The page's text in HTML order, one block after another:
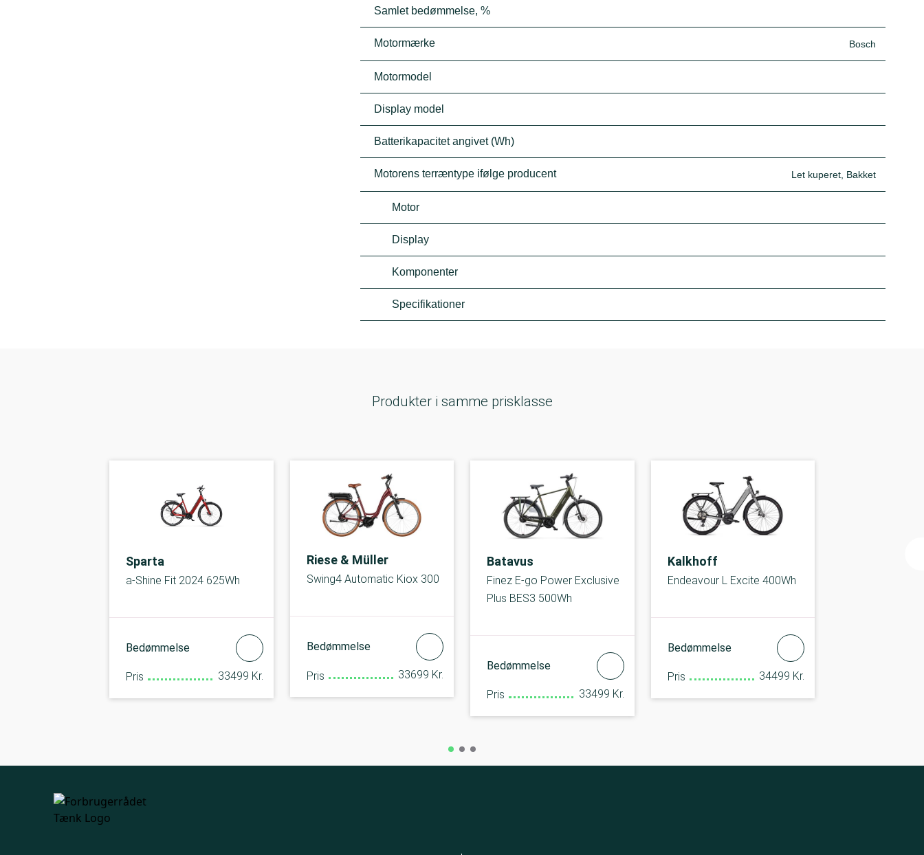
Samlet bedømmelse, %
Motormærke Bosch
Motormodel
Display model
Batterikapacitet angivet (Wh)
Motorens terræntype ifølge producent Let kuperet, Bakket
Motor
Display
Komponenter
Specifikationer
Produkter i samme prisklasse
Sparta
a-Shine Fit 2024 625Wh
Bedømmelse
Pris 33499 Kr.
Riese & Müller
Swing4 Automatic Kiox 300
Bedømmelse
Pris 33699 Kr.
Batavus
Finez E-go Power Exclusive
Plus BES3 500Wh
Bedømmelse
Pris 33499 Kr.
Kalkhoff
Endeavour L Excite 400Wh
Bedømmelse
Pris 34499 Kr.